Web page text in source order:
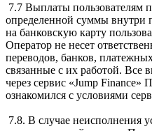
7.7 Выплаты пользователям
определенной суммы внутри
на банковскую карту
Оператор не несет
переводов, банков,
связанные с их работой. Все
через сервис «Jump Finance»
ознакомился с условиями
7.8. В случае неисполнения